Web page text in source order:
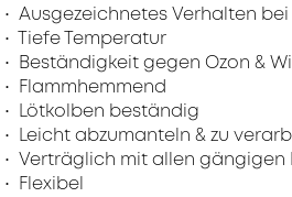
Ausgezeichnetes Verhalten
Tiefe Temperatur
Beständigkeit gegen Ozon &
Flammhemmend
Lötkolben beständig
Leicht abzumanteln & zu
Verträglich mit allen gängigen
Flexibel